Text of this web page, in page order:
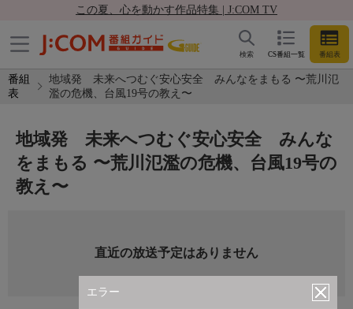
この夏、心を動かす作品特集 | J:COM TV
CS番組一覧 番組表
検索
番組
表
地域発 未来へつむぐ安心安全 みんなをまもる 〜荒川氾
濫の危機、台風19号の教え〜
エラー
地域発 未来へつむぐ安心安全 みんな
をまもる 〜荒川氾濫の危機、台風19号の
教え〜
直近の放送予定はありません